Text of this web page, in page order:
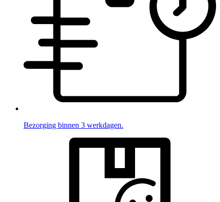
Bezorging binnen 3 werkdagen.